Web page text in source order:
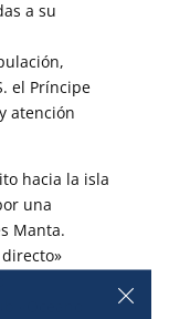
a su
el Príncipe
atención
hacia la isla
una
Manta.
«Océano